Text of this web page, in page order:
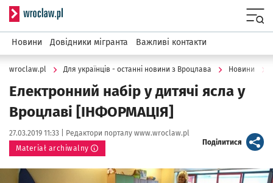
Serwis informacyjny wroclaw.pl
Новини Довідники мігранта Важливі контакти
wroclaw.pl Для українців - останні новини з Вроцлава Новини
Електронний набір у дитячі ясла у
Вроцлаві [ІНФОРМАЦІЯ]
Data publikacji:
27.03.2019 11:33 | Autor:
Редактори порталу www.wroclaw.pl
Materiał archiwalny
Поділитися artykuł
Kliknij, aby powiększyć